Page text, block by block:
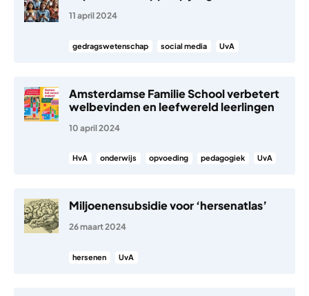
11 april 2024
gedragswetenschap social media UvA
Amsterdamse Familie School verbetert
welbevinden en leefwereld leerlingen
10 april 2024
HvA onderwijs opvoeding pedagogiek UvA
Miljoenensubsidie voor ‘hersenatlas’
26 maart 2024
hersenen UvA